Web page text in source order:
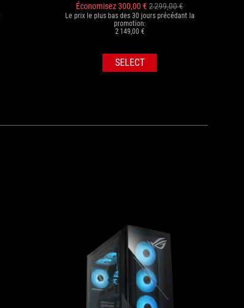
Économisez 300,00 € 2 299,00 €
Le prix le plus bas des 30 jours précédant la
promotion:
2 149,00 €
SELECT